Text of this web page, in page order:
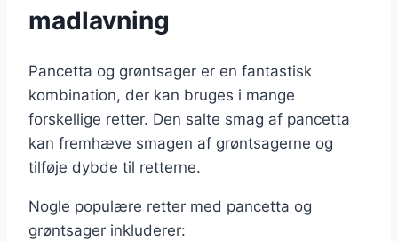
madlavning
Pancetta og grøntsager er en fantastisk
kombination, der kan bruges i mange
forskellige retter. Den salte smag af pancetta
kan fremhæve smagen af grøntsagerne og
tilføje dybde til retterne.
Nogle populære retter med pancetta og
grøntsager inkluderer: